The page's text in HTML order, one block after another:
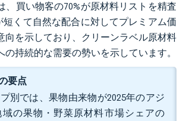
、買い物客の70%が原材料リストを精査
短くて自然な配合に対してプレミアム価
向を示しており、クリーンラベル原材料
の持続的な需要の勢いを示しています。
要点
別では、果物由来物が2025年のアジ
域の果物・野菜原材料市場シェアの